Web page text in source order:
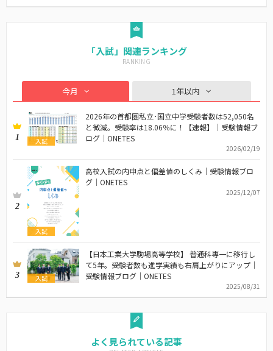
「入試」関連ランキング
今月 1年以内
1 入試
2026年の首都圏私立･国立中学受験者数は52,050名
と微減。受験率は18.06％に！【速報】｜受験情報ブ
ログ｜ONETES
2026/02/19
2
入試
高校入試の内申点と偏差値のしくみ｜受験情報ブロ
グ｜ONETES
2025/12/07
3 入試
【日本工業大学駒場高等学校】 普通科専一に移行し
て5年。受験者数も進学実績も右肩上がりにアップ｜
受験情報ブログ｜ONETES
2025/08/31
よく見られている記事